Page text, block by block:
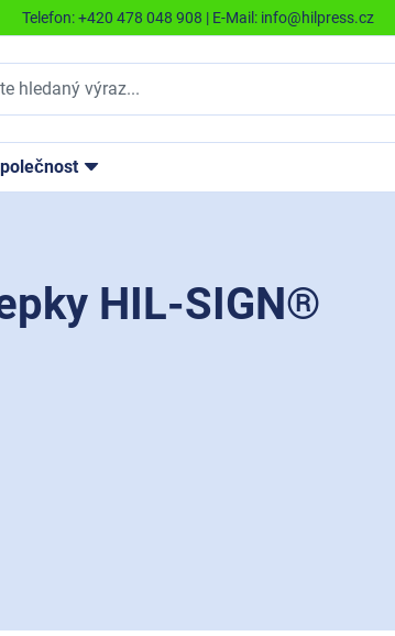
Telefon:+420 478 048 908 | E-Mail: info@hilpress.cz
HIL-SIGN®